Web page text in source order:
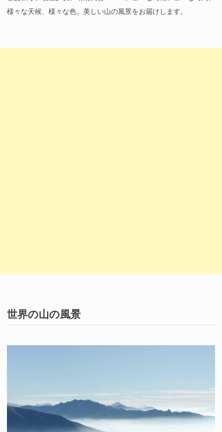
様々な天候、様々な色。美しい山の風景をお届けします。
世界の山の風景